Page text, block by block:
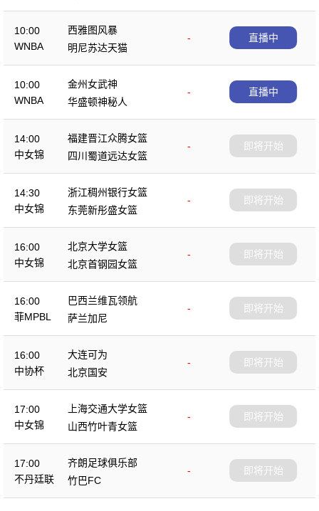
10:00
WNBA
西雅图风暴
-
明尼苏达天猫
直播中
10:00
WNBA
金州女武神
-
华盛顿神秘人
直播中
14:00
中女锦
福建晋江众腾女篮
-
四川蜀道远达女篮
即将开始
14:30
中女锦
浙江稠州银行女篮
-
东莞新彤盛女篮
即将开始
16:00
中女锦
北京大学女篮
-
北京首钢园女篮
即将开始
16:00
菲MPBL
巴西兰维瓦领航
-
萨兰加尼
即将开始
16:00
中协杯
大连可为
-
北京国安
即将开始
17:00
中女锦
上海交通大学女篮
-
山西竹叶青女篮
即将开始
17:00
不丹廷联
齐朗足球俱乐部
-
竹巴FC
即将开始